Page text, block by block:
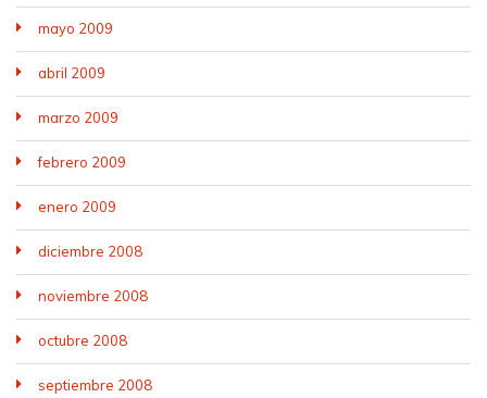
mayo 2009
abril 2009
marzo 2009
febrero 2009
enero 2009
diciembre 2008
noviembre 2008
octubre 2008
septiembre 2008